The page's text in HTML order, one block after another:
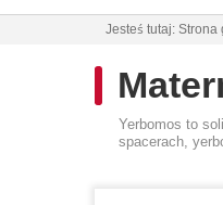
Jesteś tutaj: Strona
Yerbomos to
spacerach,